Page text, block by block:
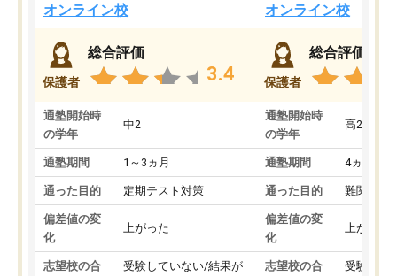
オンライン校
保護者
総合評価
3.4
通塾開始時
の学年
中2
通塾期間 1～3ヵ月
通った目的 定期テスト対策
偏差値の変
化
上がった
志望校の合
受験していない/結果が
オンライン校
保護者
総合評価
通塾開始時
の学年
高2
通塾期間 4ヵ月～1
通った目的 難関私立
偏差値の変
化
上がった
志望校の合
受験して